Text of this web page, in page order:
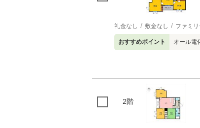
礼金なし 敷金なし ファミリ
おすすめポイント オール電
2階